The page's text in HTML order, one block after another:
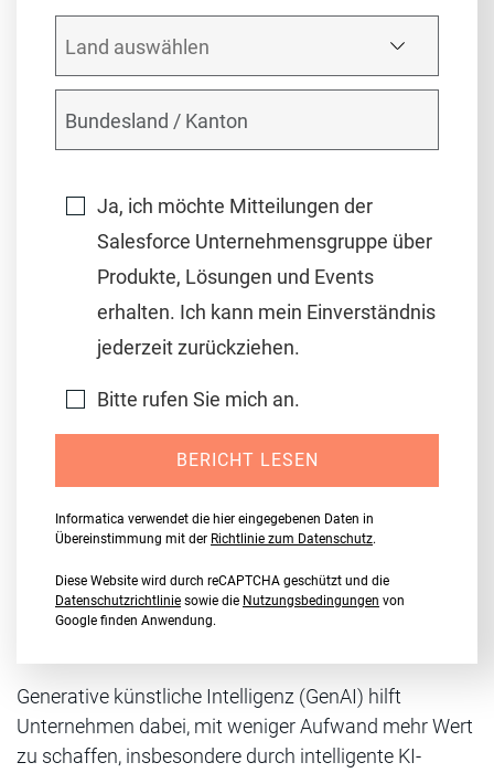
Generative künstliche Intelligenz (GenAI) hilft
Unternehmen dabei, mit weniger Aufwand mehr Wert
zu schaffen, insbesondere durch intelligente KI-
Ja, ich möchte Mitteilungen der
Salesforce Unternehmensgruppe über
Produkte, Lösungen und Events
erhalten. Ich kann mein Einverständnis
jederzeit zurückziehen.
Bitte rufen Sie mich an.
BERICHT LESEN
Informatica verwendet die hier eingegebenen Daten in
Übereinstimmung mit der Richtlinie zum Datenschutz.
Diese Website wird durch reCAPTCHA geschützt und die
Datenschutzrichtlinie sowie die Nutzungsbedingungen von
Google finden Anwendung.